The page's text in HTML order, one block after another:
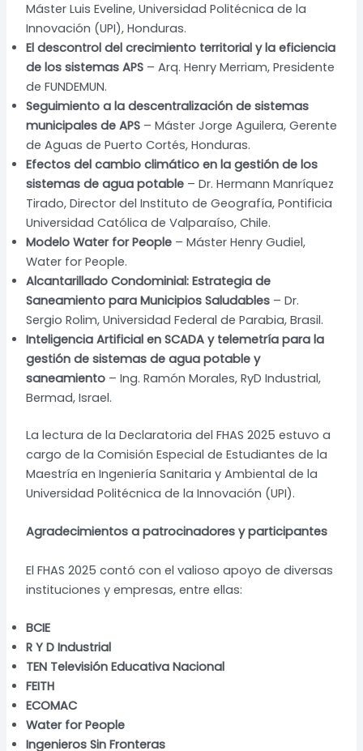
Máster Luis Eveline, Universidad Politécnica de la
Innovación (UPI), Honduras.
El descontrol del crecimiento territorial y la eficiencia
de los sistemas APS– Arq. Henry Merriam, Presidente
de FUNDEMUN.
Seguimiento a la descentralización de sistemas
municipales de APS– Máster Jorge Aguilera, Gerente
de Aguas de Puerto Cortés, Honduras.
Efectos del cambio climático en la gestión de los
sistemas de agua potable– Dr. Hermann Manríquez
Tirado, Director del Instituto de Geografía, Pontificia
Universidad Católica de Valparaíso, Chile.
Modelo Water for People– Máster Henry Gudiel,
Water for People.
Alcantarillado Condominial: Estrategia de
Saneamiento para Municipios Saludables– Dr.
Sergio Rolim, Universidad Federal de Parabia, Brasil.
Inteligencia Artificial en SCADA y telemetría para la
gestión de sistemas de agua potable y
saneamiento– Ing. Ramón Morales, RyD Industrial,
Bermad, Israel.
La lectura de la Declaratoria del FHAS 2025 estuvo a
cargo de la Comisión Especial de Estudiantes de la
Maestría en Ingeniería Sanitaria y Ambiental de la
Universidad Politécnica de la Innovación (UPI).
Agradecimientos a patrocinadores y participantes
El FHAS 2025 contó con el valioso apoyo de diversas
instituciones y empresas, entre ellas:
BCIE
R Y D Industrial
TEN Televisión Educativa Nacional
FEITH
ECOMAC
Water for People
Ingenieros Sin Fronteras